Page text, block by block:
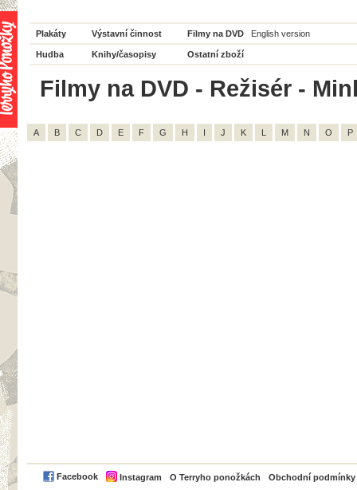
Plakáty Výstavní činnost Filmy na DVD English version
Hudba Knihy/časopisy Ostatní zboží
Filmy na DVD - Režisér -
A B C D E F G H I J K L M N O P
Facebook Instagram O Terryho ponožkách Obchodní podmínky
PayPal